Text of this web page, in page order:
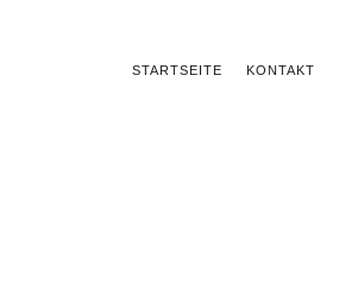
STARTSEITE KONTAKT